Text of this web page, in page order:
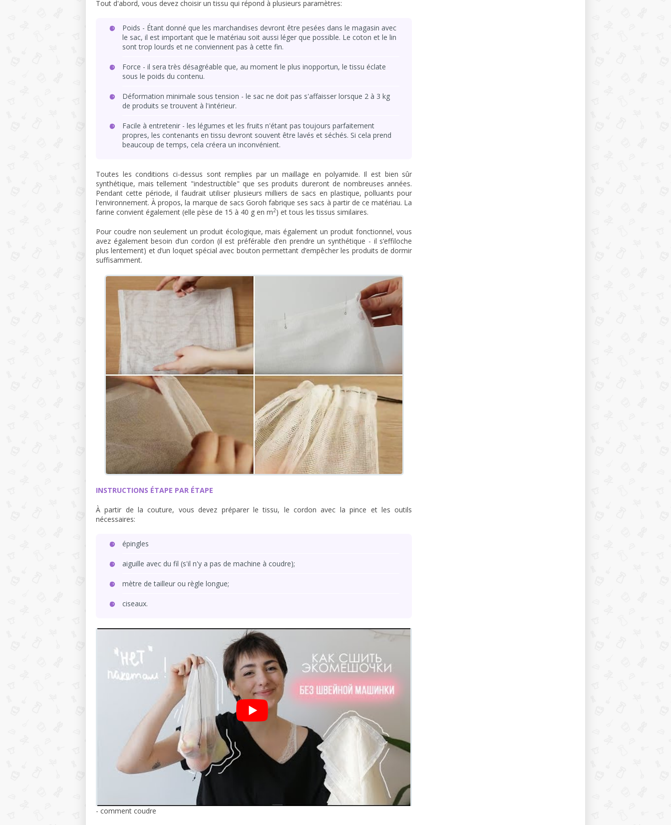
Tout d'abord, vous devez choisir un tissu qui répond à plusieurs paramètres:
Poids - Étant donné que les marchandises devront être pesées dans le magasin avec
le sac, il est important que le matériau soit aussi léger que possible. Le coton et le lin
sont trop lourds et ne conviennent pas à cette fin.
Force - il sera très désagréable que, au moment le plus inopportun, le tissu éclate
sous le poids du contenu.
Déformation minimale sous tension - le sac ne doit pas s'affaisser lorsque 2 à 3 kg
de produits se trouvent à l'intérieur.
Facile à entretenir - les légumes et les fruits n'étant pas toujours parfaitement
propres, les contenants en tissu devront souvent être lavés et séchés. Si cela prend
beaucoup de temps, cela créera un inconvénient.
Toutes les conditions ci-dessus sont remplies par un maillage en polyamide. Il est bien sûr
synthétique, mais tellement "indestructible" que ses produits dureront de nombreuses années.
Pendant cette période, il faudrait utiliser plusieurs milliers de sacs en plastique, polluants pour
l'environnement. À propos, la marque de sacs Goroh fabrique ses sacs à partir de ce matériau. La
farine convient également (elle pèse de 15 à 40 g en m2) et tous les tissus similaires.
Pour coudre non seulement un produit écologique, mais également un produit fonctionnel, vous
avez également besoin d’un cordon (il est préférable d’en prendre un synthétique - il s’effiloche
plus lentement) et d’un loquet spécial avec bouton permettant d’empêcher les produits de dormir
suffisamment.
INSTRUCTIONS ÉTAPE PAR ÉTAPE
À partir de la couture, vous devez préparer le tissu, le cordon avec la pince et les outils
nécessaires:
épingles
aiguille avec du fil (s'il n'y a pas de machine à coudre);
mètre de tailleur ou règle longue;
ciseaux.
- comment coudre